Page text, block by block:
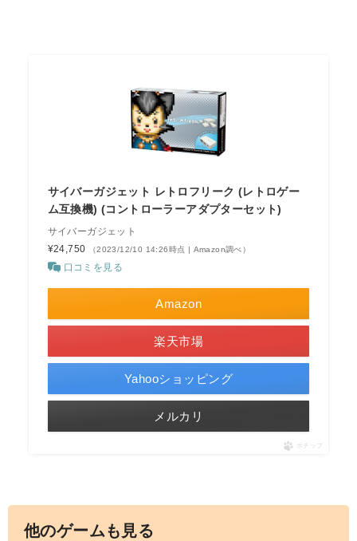
サイバーガジェット レトロフリーク (レトロゲー
ム互換機) (コントローラーアダプターセット)
サイバーガジェット
¥24,750
（2023/12/10 14:26時点 | Amazon調べ）
口コミを見る
Amazon
楽天市場
Yahooショッピング
メルカリ
ポチップ
他のゲームも見る